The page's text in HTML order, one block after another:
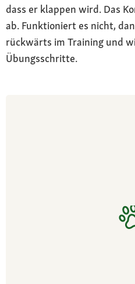
dass er klappen wird. Das
ab. Funktioniert es nicht,
rückwärts im Training und
Übungsschritte.